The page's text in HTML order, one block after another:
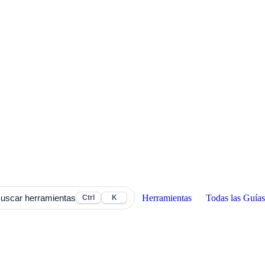
herramientas Ctrl K Herramientas Todas las Guías